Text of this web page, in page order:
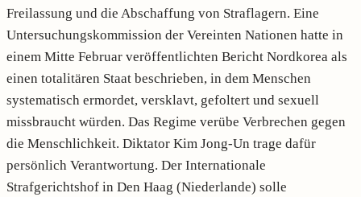
Freilassung und die Abschaffung von Straflagern. Eine
Untersuchungskommission der Vereinten Nationen hatte in
einem Mitte Februar veröffentlichten Bericht Nordkorea als
einen totalitären Staat beschrieben, in dem Menschen
systematisch ermordet, versklavt, gefoltert und sexuell
missbraucht würden. Das Regime verübe Verbrechen gegen
die Menschlichkeit. Diktator Kim Jong-Un trage dafür
persönlich Verantwortung. Der Internationale
Strafgerichtshof in Den Haag (Niederlande) solle